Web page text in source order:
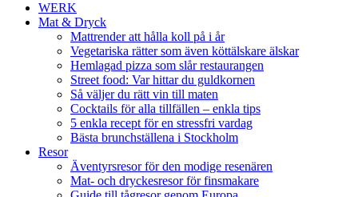
WERK
Mat & Dryck
Mattrender att hålla koll på i år
Vegetariska rätter som även köttälskare älskar
Hemlagad pizza som slår restaurangen
Street food: Var hittar du guldkornen
Så väljer du rätt vin till maten
Cocktails för alla tillfällen – enkla tips
5 enkla recept för en stressfri vardag
Bästa brunchställena i Stockholm
Resor
Äventyrsresor för den modige resenären
Mat- och dryckesresor för finsmakare